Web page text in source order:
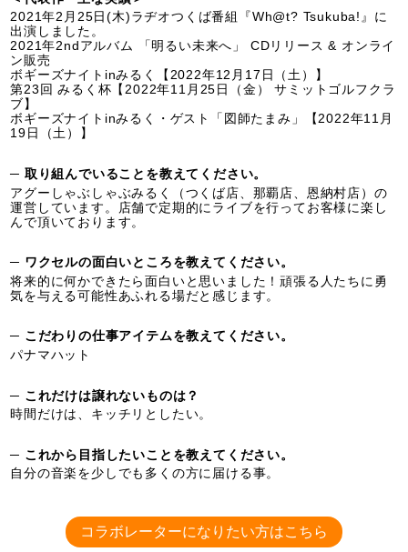
2021年2月25日(木)ラヂオつくば番組『Wh@t? Tsukuba!』に
出演しました。
2021年2ndアルバム 「明るい未来へ」 CDリリース & オンライ
ン販売
ボギーズナイトinみるく【2022年12月17日（土）】
第23回 みるく杯【2022年11月25日（金） サミットゴルフクラ
ブ】
ボギーズナイトinみるく・ゲスト「図師たまみ」【2022年11月
19日（土）】
─ 取り組んでいることを教えてください。
アグーしゃぶしゃぶみるく（つくば店、那覇店、恩納村店）の
運営しています。店舗で定期的にライブを行ってお客様に楽し
んで頂いております。
─ ワクセルの面白いところを教えてください。
将来的に何かできたら面白いと思いました！頑張る人たちに勇
気を与える可能性あふれる場だと感じます。
─ こだわりの仕事アイテムを教えてください。
パナマハット
─ これだけは譲れないものは？
時間だけは、キッチリとしたい。
─ これから目指したいことを教えてください。
自分の音楽を少しでも多くの方に届ける事。
コラボレーターになりたい方はこちら